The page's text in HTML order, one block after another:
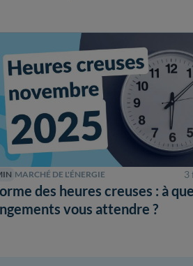
MARCHÉ DE L'ÉNERGIE 3
des heures creuses : à
vous attendre ?